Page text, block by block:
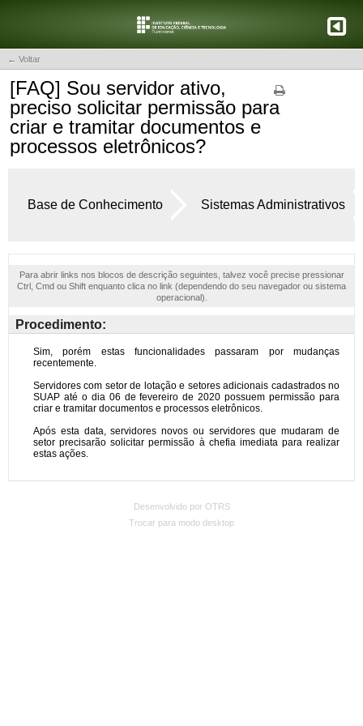
← Voltar
[FAQ] Sou servidor ativo,
preciso solicitar permissão para
criar e tramitar documentos e
processos eletrônicos?
Base de Conhecimento Sistemas Administrativos
Para abrir links nos blocos de descrição seguintes, talvez você precise pressionar
Ctrl, Cmd ou Shift enquanto clica no link (dependendo do seu navegador ou sistema
operacional).
Procedimento:
Desenvolvido por OTRS
Trocar para modo desktop